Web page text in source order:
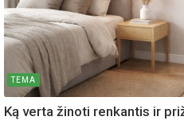
TEMA
Ką verta žinoti renkantis ir